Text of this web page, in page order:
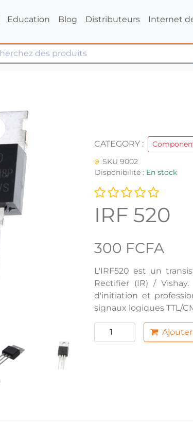
Education Blog Distributeurs Internet
CATEGORY :
SKU 9002
Disponibilité : En stock
IRF 520
300 FCFA
L'IRF520 est un
Rectifier (IR) /
d'initiation et
signaux logiques TTL/